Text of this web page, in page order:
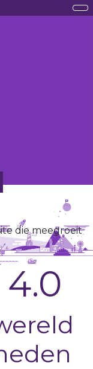
die meegroeit